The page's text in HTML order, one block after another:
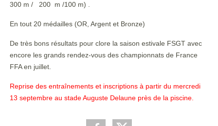
300 m / 200 m /100 m) .
En tout 20 médailles (OR, Argent et Bronze)
De très bons résultats pour clore la saison estivale FSGT avec
encore les grands rendez-vous des championnats de France
FFA en juillet.
Reprise des entraînements et inscriptions à partir du mercredi
13 septembre au stade Auguste Delaune près de la piscine.